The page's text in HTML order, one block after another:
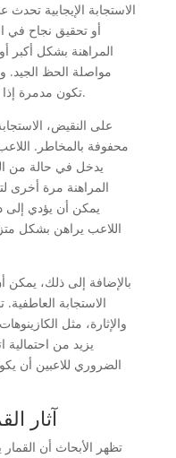
الاستجابة الإيجابية تحدث
أو تحقيق نجاح في
المراهنة بشكل أكبر
مواصلة الحظ الجيد.
تكون مدمرة إذا كانت تعني تجاهل المخاطر المحتملة.
على النقيض،
محفوفة بالمخاطر.
يدخل في حالة من
المراهنة مرة أخرى
يمكن أن يؤدي
اللاعب يراهن بشكل
بالإضافة إلى ذلك، يمكن
الاستجابة
والإثارة، مثل
يزيد من
الضروري للاعبين أن
آثار
تظهر الأبحاث أن